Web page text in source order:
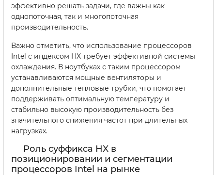
эффективно решать задачи, где важны как
однопоточная, так и многопоточная
производительность.
Важно отметить, что использование процессоров
Intel с индексом HX требует эффективной системы
охлаждения. В ноутбуках с таким процессором
устанавливаются мощные вентиляторы и
дополнительные тепловые трубки, что помогает
поддерживать оптимальную температуру и
стабильно высокую производительность без
значительного снижения частот при длительных
нагрузках.
Роль суффикса HX в
позиционировании и сегментации
процессоров Intel на рынке